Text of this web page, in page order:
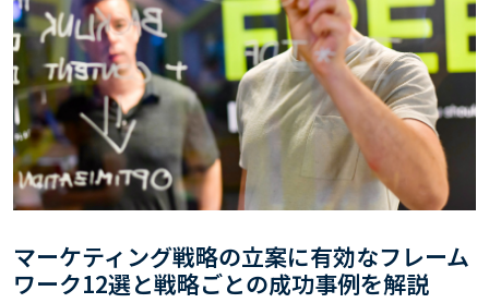
マーケティング戦略の立案に有効なフレーム
ワーク12選と戦略ごとの成功事例を解説